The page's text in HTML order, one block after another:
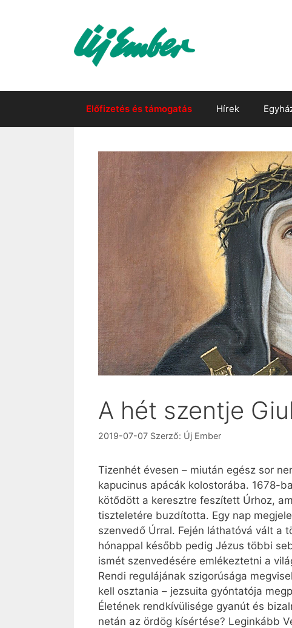
Előfizetés és támogatás Hírek
A hét szentje
2019-07-07 Szerző: Új Ember
Tizenhét évesen – miután egész sor
kapucinus apácák kolostorába. 1678-
kötődött a keresztre feszített Úrhoz,
tiszteletére buzdította. Egy nap
szenvedő Úrral. Fején láthatóvá vált a
hónappal később pedig Jézus többi
ismét szenvedésére emlékeztetni a
Rendi regulájának szigorúsága
kell osztania – jezsuita gyóntatója
Életének rendkívülisége gyanút és
netán az ördög kísértése? Leginkább